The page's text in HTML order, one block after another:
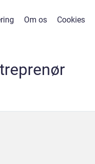
Om os Cookies